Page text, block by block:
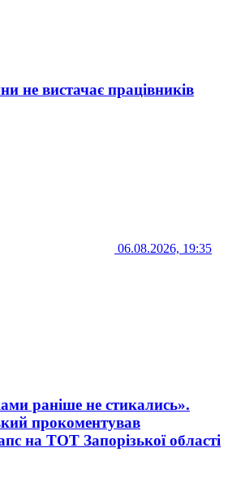
не вистачає працівників
06.08.2026, 19:35
раніше не стикались».
прокоментував
на ТОТ Запорізької області